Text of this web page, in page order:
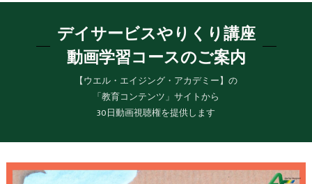
デイサービスやりくり講座
動画学習コースのご案内
【ウエル・エイジング・アカデミー】の
「教育コンテンツ」サイトから
30日動画視聴権を提供します